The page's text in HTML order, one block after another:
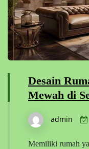
Desain
Mewah di
admin
Memiliki rumah